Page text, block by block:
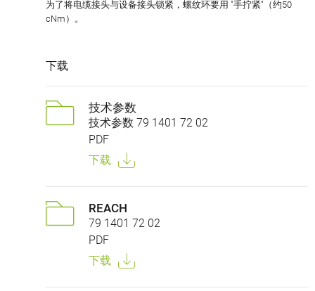
为了将电缆接头与设备接头锁紧，螺纹环要用 "手拧紧"（约50
cNm）。
下载
技术参数
技术参数 79 1401 72 02
PDF
下载
REACH
79 1401 72 02
PDF
下载